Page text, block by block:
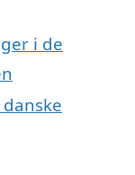
i de